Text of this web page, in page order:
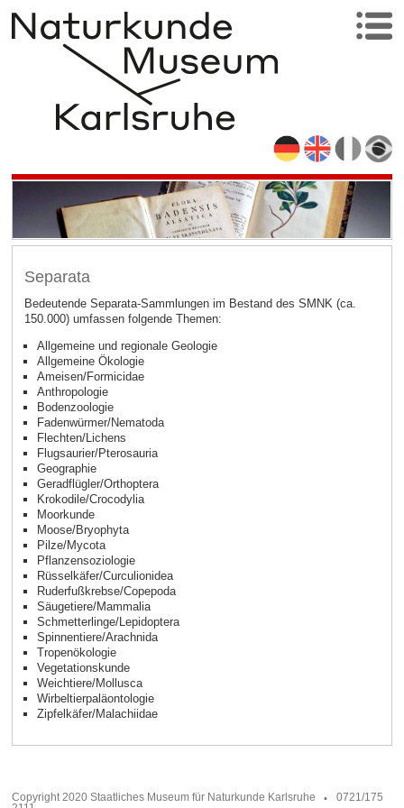
Separata
Bedeutende Separata-Sammlungen im Bestand des SMNK (ca.
150.000) umfassen folgende Themen:
Allgemeine und regionale Geologie
Allgemeine Ökologie
Ameisen/Formicidae
Anthropologie
Bodenzoologie
Fadenwürmer/Nematoda
Flechten/Lichens
Flugsaurier/Pterosauria
Geographie
Geradflügler/Orthoptera
Krokodile/Crocodylia
Moorkunde
Moose/Bryophyta
Pilze/Mycota
Pflanzensoziologie
Rüsselkäfer/Curculionidea
Ruderfußkrebse/Copepoda
Säugetiere/Mammalia
Schmetterlinge/Lepidoptera
Spinnentiere/Arachnida
Tropenökologie
Vegetationskunde
Weichtiere/Mollusca
Wirbeltierpaläontologie
Zipfelkäfer/Malachiidae
Copyright 2020 Staatliches Museum für Naturkunde Karlsruhe
0721/175